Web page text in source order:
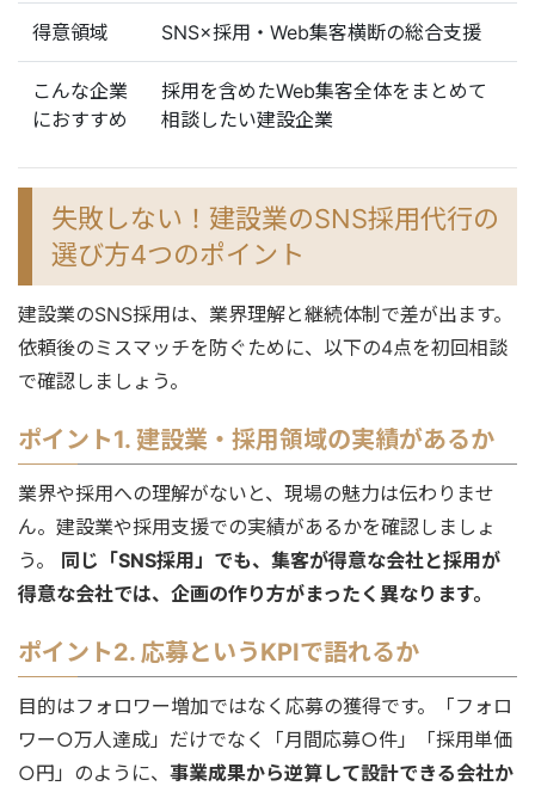
得意領域 SNS×採用・Web集客横断の総合支援
こんな企業
におすすめ
採用を含めたWeb集客全体をまとめて
相談したい建設企業
失敗しない！建設業のSNS採用代行の
選び方4つのポイント
建設業のSNS採用は、業界理解と継続体制で差が出ます。
依頼後のミスマッチを防ぐために、以下の4点を初回相談
で確認しましょう。
ポイント1. 建設業・採用領域の実績があるか
業界や採用への理解がないと、現場の魅力は伝わりませ
ん。建設業や採用支援での実績があるかを確認しましょ
う。 同じ「SNS採用」でも、集客が得意な会社と採用が
得意な会社では、企画の作り方がまったく異なります。
ポイント2. 応募というKPIで語れるか
目的はフォロワー増加ではなく応募の獲得です。「フォロ
ワー○万人達成」だけでなく「月間応募○件」「採用単価
○円」のように、 事業成果から逆算して設計できる会社か